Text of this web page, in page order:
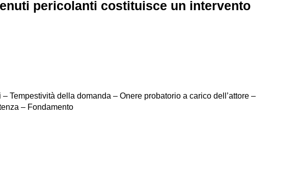
pericolanti costituisce un intervento
della domanda – Onere probatorio a carico dell’attore –
– Fondamento